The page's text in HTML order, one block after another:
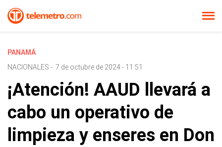
PANAMÁ
NACIONALES - 7 de octubre de 2024 - 11:51
¡Atención! AAUD llevará a
cabo un operativo de
limpieza y enseres en Don